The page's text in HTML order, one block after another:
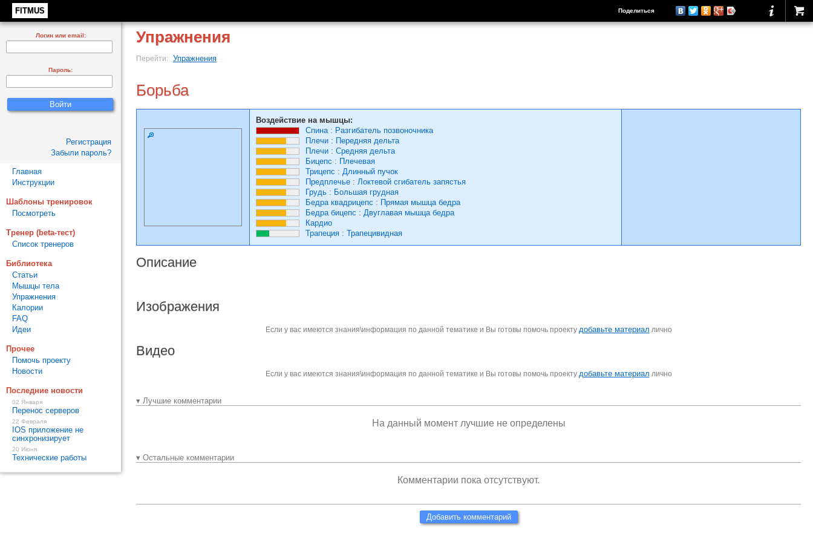
FITMUS Поделиться
Упражнения
Перейти: Упражнения
Борьба
Воздействие на мышцы:
Спина: Разгибатель позвоночника
Плечи : Передняя дельта
Плечи : Средняя дельта
Бицепс : Плечевая
Трицепс : Длинный пучок
Предплечье : Локтевой сгибатель запястья
Грудь : Большая грудная
Бедра квадрицепс : Прямая мышца бедра
Бедра бицепс : Двуглавая мышца бедра
Кардио
Трапеция : Трапецивидная
Описание
Изображения
Если у вас имеются знания\информация по данной тематике и Вы готовы помочь проекту добавьте материал лично
Видео
Если у вас имеются знания\информация по данной тематике и Вы готовы помочь проекту добавьте материал лично
▾ Лучшие комментарии
На данный момент лучшие не определены
▾ Остальные комментарии
Комментарии пока отсутствуют.
Добавить комментарий
Логин или email:
Пароль:
Регистрация
Забыли пароль?
Главная
Инструкции
Шаблоны тренировок
Посмотреть
Тренер (beta-тест)
Список тренеров
Библиотека
Статьи
Мышцы тела
Упражнения
Калории
FAQ
Идеи
Прочее
Помочь проекту
Новости
Последние новости
02 Января
Перенос серверов
22 Февраля
IOS приложение не
синхронизирует
20 Июня
Технические работы